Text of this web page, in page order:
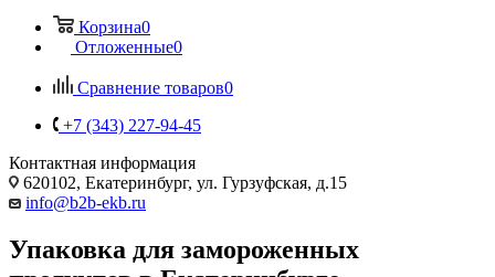
Корзина0
Отложенные0
Сравнение товаров0
+7 (343) 227-94-45
Контактная информация
620102, Екатеринбург, ул. Гурзуфская, д.15
info@b2b-ekb.ru
Упаковка для замороженных